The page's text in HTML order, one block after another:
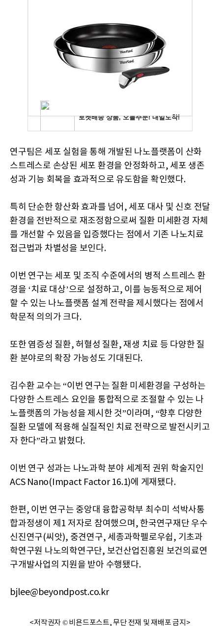
연구팀은 세포 실험을 통해 개발된 나노플랫폼이 산화
스트레스로 손상된 세포 환경을 안정화하고, 세포 생존
성과 기능 회복을 효과적으로 유도함을 확인했다.
특히 단순한 항산화 효과를 넘어, 세포 대사 및 신호 전달
환경을 전반적으로 재조정함으로써 질환 미세환경 자체
를 개선할 수 있음을 입증했다는 점에서 기존 나노치료
접근법과 차별성을 보인다.
이번 연구는 세포 및 조직 수준에서의 병적 스트레스 환
경을 ‘치료 대상’으로 설정하고, 이를 능동적으로 제어
할 수 있는 나노플랫폼 설계 전략을 제시했다는 점에서
학문적 의의가 크다.
또한 염증성 질환, 허혈성 질환, 재생 치료 등 다양한 질
환 분야로의 확장 가능성도 기대된다.
김수환 교수는 “이번 연구는 질환 미세환경을 구성하는
다양한 스트레스 요인을 통합적으로 조절할 수 있는 나
노플랫폼의 가능성을 제시한 것”이라며, “향후 다양한
질환 모델에 적용해 실질적인 치료 전략으로 발전시키고
자 한다”라고 밝혔다.
이번 연구 성과는 나노과학 분야 세계적 권위 학술지인
ACS Nano(Impact Factor 16.1)에 게재됐다.
한편, 이번 연구는 중앙대 융합공학부 최수미 석박사통
합과정생이 제1 저자로 참여했으며, 한국연구재단 우수
신진연구(씨앗), 중견연구, 세종과학펠로우쉽, 기초과
학연구원 나노의학연구단, 보건산업진흥원 보건의료연
구개발사업의 지원을 받아 수행됐다.
bjlee@beyondpost.co.kr
<저작권자 © 비욘드포스트, 무단 전재 및 재배포 금지>